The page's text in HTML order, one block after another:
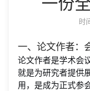
一份
时
一、论文作者：
论文作者是学术会
就是为研究者提供
用，是成为正式参